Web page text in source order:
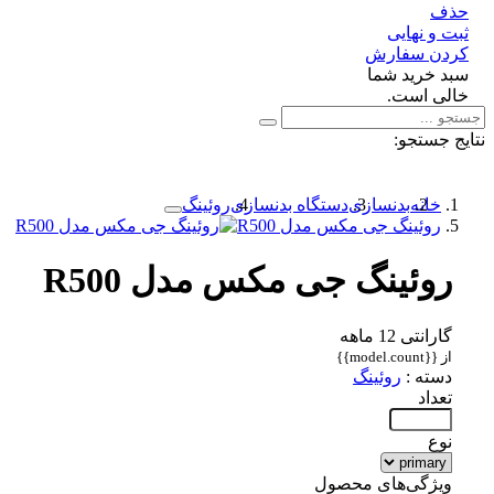
و نهایی
سفارش
خرید شما
است.
جستجو:
خانهبدنسازیدستگاه بدنسازیروئینگ
روئینگ جی مکس مدل R500
روئینگ جی مکس مدل R500
گارانتی 12 ماهه
دسته :روئینگ
ویژگی‌های محصول